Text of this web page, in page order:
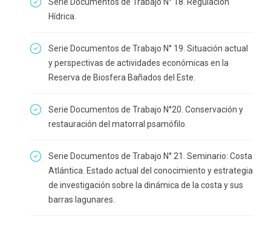
Hídrica.
Serie Documentos de Trabajo N° 19. Situación actual
y perspectivas de actividades económicas en la
Reserva de Biosfera Bañados del Este.
Serie Documentos de Trabajo N°20. Conservación y
restauración del matorral psamófilo.
Serie Documentos de Trabajo N° 21. Seminario: Costa
Atlántica. Estado actual del conocimiento y estrategia
de investigación sobre la dinámica de la costa y sus
barras lagunares.